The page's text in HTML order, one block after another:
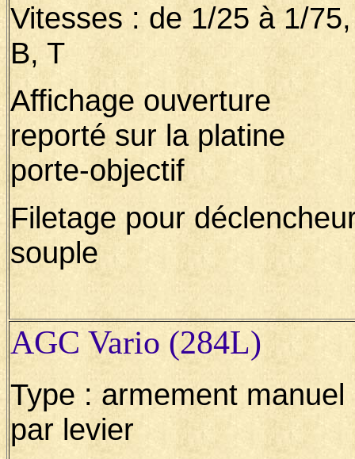
Vitesses : de 1/25 à 1/75,
B, T
Affichage ouverture
reporté sur la platine
porte-objectif
Filetage pour
souple
AGC Vario (284L)
Type : armement manuel
par levier